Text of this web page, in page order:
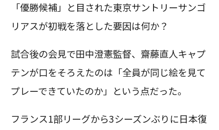
「優勝候補」と目された東京サントリーサンゴ
リアスが初戦を落とした要因は何か？
試合後の会見で田中澄憲監督、齋藤直人キャプ
テンが口をそろえたのは「全員が同じ絵を見て
プレーできていたのか」という点だった。
フランス1部リーグから3シーズンぶりに日本復